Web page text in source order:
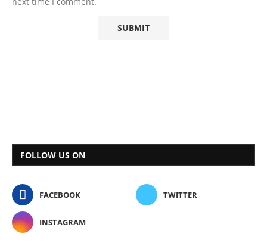
FOLLOW US ON
FACEBOOK TWITTER
INSTAGRAM